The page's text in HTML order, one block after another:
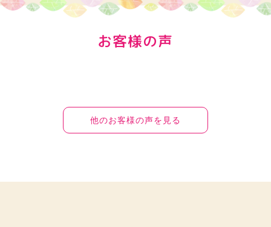
お客様の声
他のお客様の声を見る